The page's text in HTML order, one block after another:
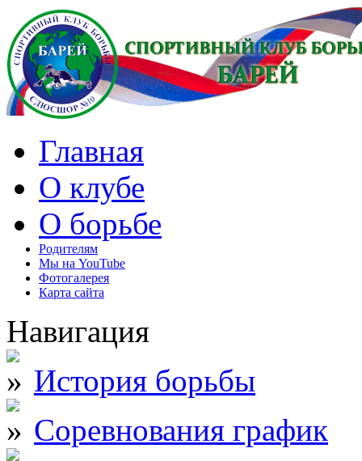
Главная
О клубе
О борьбе
Родителям
Мы на YouTube
Фотогалерея
Карта сайта
Навигация
История борьбы
Соревнования график